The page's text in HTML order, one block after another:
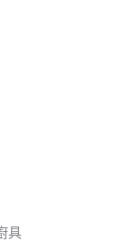
具